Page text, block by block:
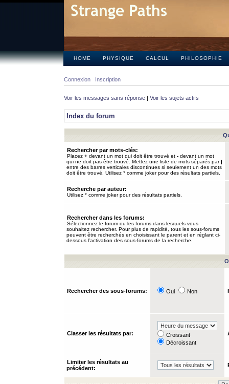
HOME PHYSIQUE CALCUL PHILOSOPHIE
Connexion Inscription
Voir les messages sans réponse | Voir les sujets actifs
Index du forum
Rechercher par mots-clés:
Placez + devant un mot qui doit être trouvé et - devant un mot
qui ne doit pas être trouvé. Mettez une liste de mots séparés par|
entre des barres verticales discontinues si seulement un des mots
doit être trouvé. Utilisez * comme joker pour des résultats partiels.
Recherche par auteur:
Utilisez * comme joker pour des résultats partiels.
Rechercher dans les forums:
Sélectionnez le forum ou les forums dans lesquels vous
souhaitez rechercher. Pour plus de rapidité, tous les sous-forums
peuvent être recherchés en choisissant le parent et en réglant ci-
dessous l’activation des sous-forums de la recherche.
Rechercher des sous-forums: Oui Non
Classer les résultats par:
Croissant
Décroissant
Limiter les résultats au
précédent: